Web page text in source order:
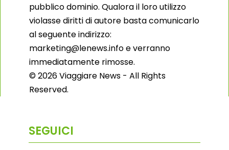
pubblico dominio. Qualora il loro utilizzo
violasse diritti di autore basta comunicarlo
al seguente indirizzo:
marketing@lenews.info e verranno
immediatamente rimosse.
© 2026 Viaggiare News - All Rights
Reserved.
SEGUICI